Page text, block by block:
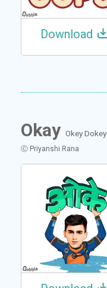
Download
Okay Okey Dokey
Ⓒ Priyanshi Rana